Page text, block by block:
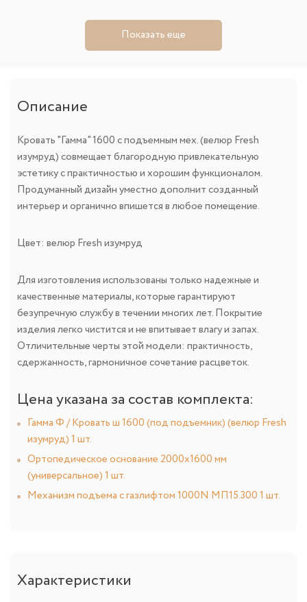
Показать еще
Описание
Кровать "Гамма" 1600 с подъемным мех. (велюр Fresh
изумруд) совмещает благородную привлекательную
эстетику с практичностью и хорошим функционалом.
Продуманный дизайн уместно дополнит созданный
интерьер и органично впишется в любое помещение.
Цвет: велюр Fresh изумруд
Для изготовления использованы только надежные и
качественные материалы, которые гарантируют
безупречную службу в течении многих лет. Покрытие
изделия легко чистится и не впитывает влагу и запах.
Отличительные черты этой модели: практичность,
сдержанность, гармоничное сочетание расцветок.
Цена указана за состав комплекта:
Гамма Ф / Кровать ш 1600 (под подъемник) (велюр Fresh
изумруд) 1 шт.
Ортопедическое основание 2000х1600 мм
(универсальное) 1 шт.
Механизм подъема с газлифтом 1000N МП15.300 1 шт.
Характеристики